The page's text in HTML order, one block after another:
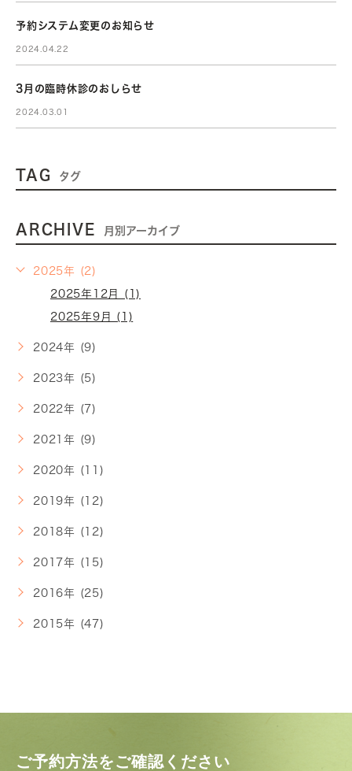
予約システム変更のお知らせ
2024.04.22
3月の臨時休診のおしらせ
2024.03.01
TAG タグ
ARCHIVE 月別アーカイブ
2025年 (2)
2025年12月 (1)
2025年9月 (1)
2024年 (9)
2023年 (5)
2022年 (7)
2021年 (9)
2020年 (11)
2019年 (12)
2018年 (12)
2017年 (15)
2016年 (25)
2015年 (47)
ご予約方法をご確認ください